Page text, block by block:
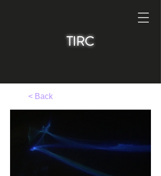
TIRC
< Back